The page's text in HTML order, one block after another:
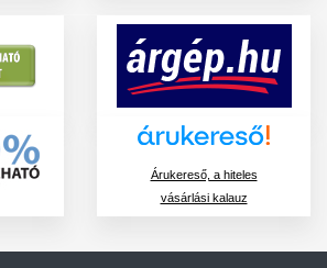
Árukereső, a hiteles
vásárlási kalauz